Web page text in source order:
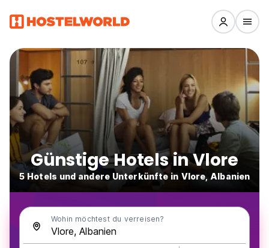
Günstige Hotels in Vlore
5 Hotels und andere Unterkünfte in Vlore, Albanien
Wohin möchtest du verreisen?